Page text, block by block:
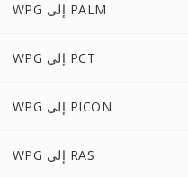
WPG إلى PALM
WPG إلى PCT
WPG إلى PICON
WPG إلى RAS